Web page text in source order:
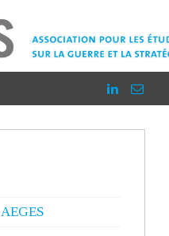
AEGES